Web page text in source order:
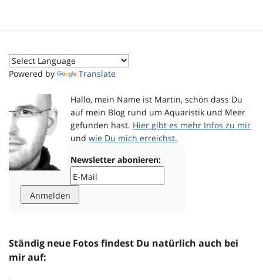
Powered by Translate
Hallo, mein Name ist Martin, schön dass Du
auf mein Blog rund um Aquaristik und Meer
gefunden hast. Hier gibt es mehr Infos zu mir
und wie Du mich erreichst.
Newsletter abonieren:
Ständig neue Fotos findest Du natürlich auch bei
mir auf: